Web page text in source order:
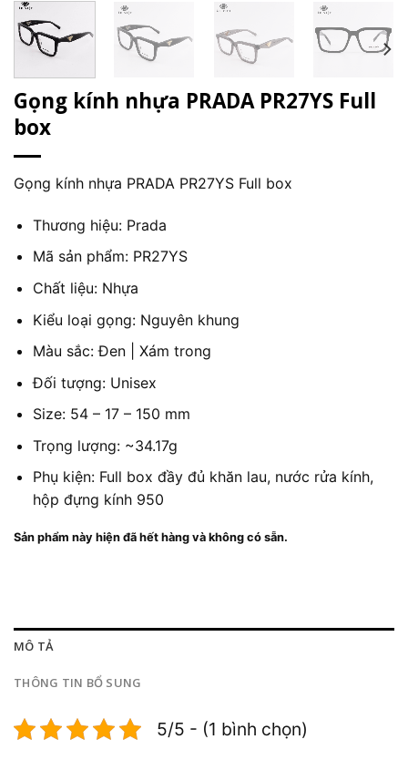
Gọng kính nhựa PRADA PR27YS Full
box
Gọng kính nhựa PRADA PR27YS Full box
Thương hiệu: Prada
Mã sản phẩm: PR27YS
Chất liệu: Nhựa
Kiểu loại gọng: Nguyên khung
Màu sắc: Đen | Xám trong
Đối tượng: Unisex
Size: 54 – 17 – 150 mm
Trọng lượng: ~34.17g
Phụ kiện: Full box đầy đủ khăn lau, nước rửa kính,
hộp đựng kính 950
Sản phẩm này hiện đã hết hàng và không có sẵn.
MÔ TẢ
THÔNG TIN BỔ SUNG
5/5 - (1 bình chọn)